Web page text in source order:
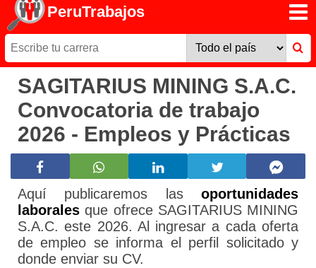
PeruTrabajos
SAGITARIUS MINING S.A.C.
Convocatoria de trabajo
2026 - Empleos y Prácticas
Aquí publicaremos las oportunidades
laborales que ofrece SAGITARIUS MINING
S.A.C. este 2026. Al ingresar a cada oferta
de empleo se informa el perfil solicitado y
donde enviar su CV.